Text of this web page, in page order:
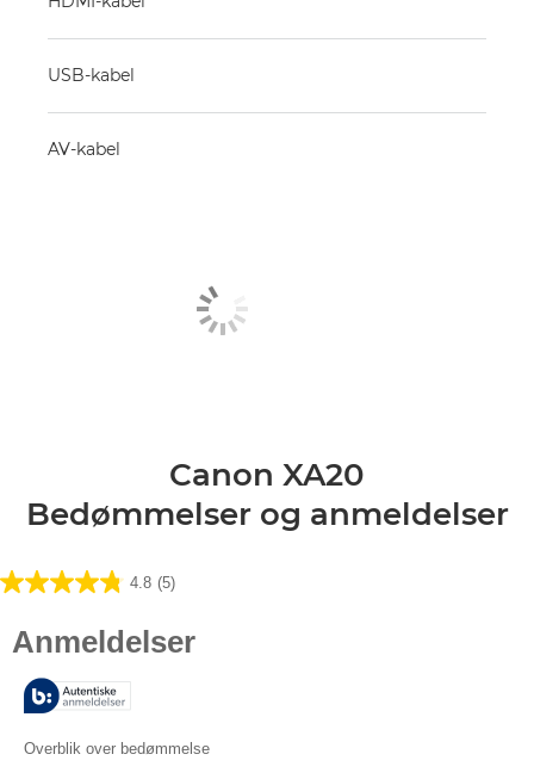
USB-kabel
AV-kabel
Canon XA20
Bedømmelser og anmeldelser
4.8 (5)
4.8
af
stjerner.